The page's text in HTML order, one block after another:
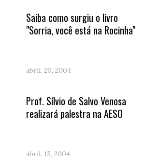
Saiba como surgiu o livro
"Sorria, você está na Rocinha"
abril. 20, 2004
Prof. Sílvio de Salvo Venosa
realizará palestra na AESO
abril. 15, 2004